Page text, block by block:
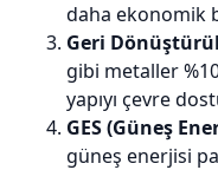
daha ekonomik
Geri
gibi metaller
yapıyı çevre
GES (Güneş
güneş enerjisi